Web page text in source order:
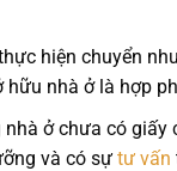
hiện chuyển
nhà ở là hợp
ở chưa có
và có sựtư vấn